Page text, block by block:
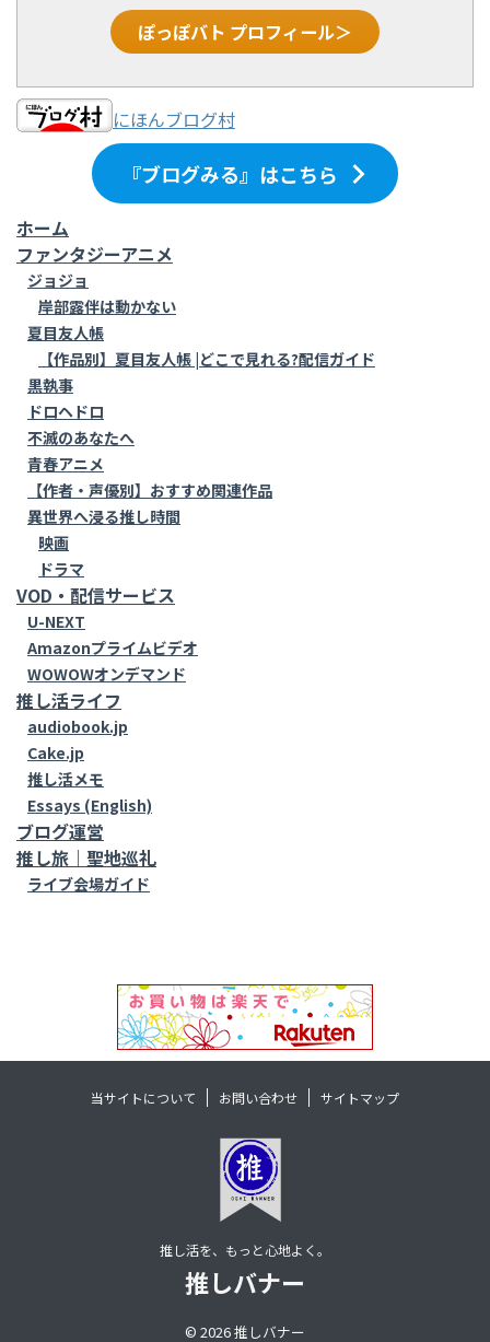
ぽっぽバト プロフィール＞
にほんブログ村
『ブログみる』はこちら
ホーム
ファンタジーアニメ
ジョジョ
岸部露伴は動かない
夏目友人帳
【作品別】夏目友人帳 |どこで見れる?配信ガイド
黒執事
ドロヘドロ
不滅のあなたへ
青春アニメ
【作者・声優別】おすすめ関連作品
異世界へ浸る推し時間
映画
ドラマ
VOD・配信サービス
U-NEXT
Amazonプライムビデオ
WOWOWオンデマンド
推し活ライフ
audiobook.jp
Cake.jp
推し活メモ
Essays (English)
ブログ運営
推し旅｜聖地巡礼
ライブ会場ガイド
当サイトについて お問い合わせ サイトマップ
推し活を、もっと心地よく。
推しバナー
© 2026 推しバナー